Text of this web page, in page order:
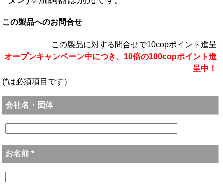
この製品へのお問合せ
この製品に対する問合せで10copポイント進呈
オープンキャンペーン中につき、10倍の100copポイント進
呈中！
(*は必須項目です）
会社名・団体
お名前 *